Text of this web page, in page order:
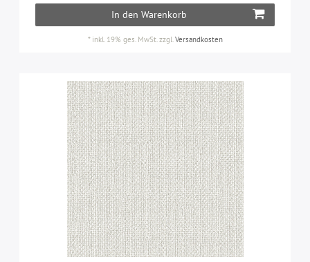
In den Warenkorb
* inkl. 19% ges. MwSt.zzgl.Versandkosten